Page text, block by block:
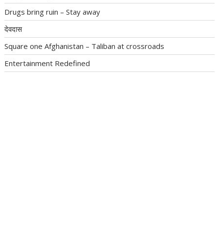
Drugs bring ruin – Stay away
देवदास
Square one Afghanistan – Taliban at crossroads
Entertainment Redefined